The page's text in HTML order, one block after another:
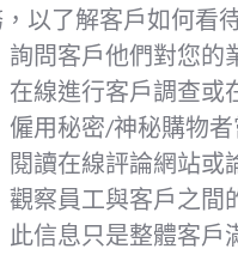
以了解客戶如何看
詢問客戶他們對您的
在線進行客戶調查或
僱用秘密/神秘購物
閱讀在線評論網站或
觀察員工與客戶之間
此信息只是整體客戶